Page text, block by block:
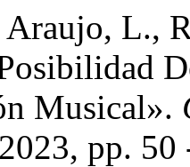
Araujo, L.,
Musical».
pp. 50